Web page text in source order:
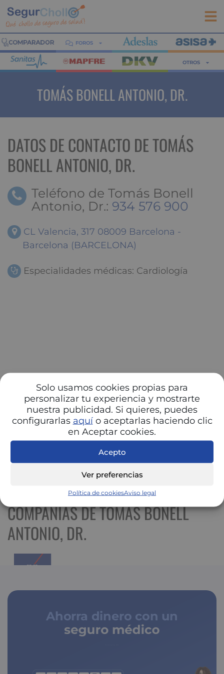
Solo usamos cookies propias para
personalizar tu experiencia y mostrarte
nuestra publicidad. Si quieres, puedes
configurarlas aquío aceptarlas haciendo clic
en Aceptar cookies.
Acepto
Ver preferencias
Política de cookiesAviso legal
FOROS
OTROS
TOMÁS BONELL ANTONIO, DR.
DATOS DE CONTACTO DE TOMÁS
BONELL ANTONIO, DR.
Teléfono de Tomás Bonell
Antonio, Dr.: 934 576 900
CL Valencia, 317 08009 Barcelona -
Barcelona (BARCELONA)
Especialidades médicas: Cardiología
COMPAÑÍAS DE TOMÁS BONELL
ANTONIO, DR.
Ahorra dinero con un
seguro médico